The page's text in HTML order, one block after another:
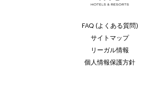
FAQ (よくある質問)
サイトマップ
リーガル情報
個人情報保護方針